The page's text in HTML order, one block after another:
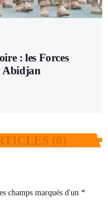
: les Forces
Abidjan
(0)
champs marqués d'un *